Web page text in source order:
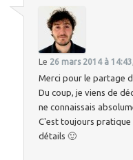
Le 26 mars 2014 à 14:43
Merci pour le partage
Du coup, je viens de
ne connaissais
C'est toujours
détails 🙂